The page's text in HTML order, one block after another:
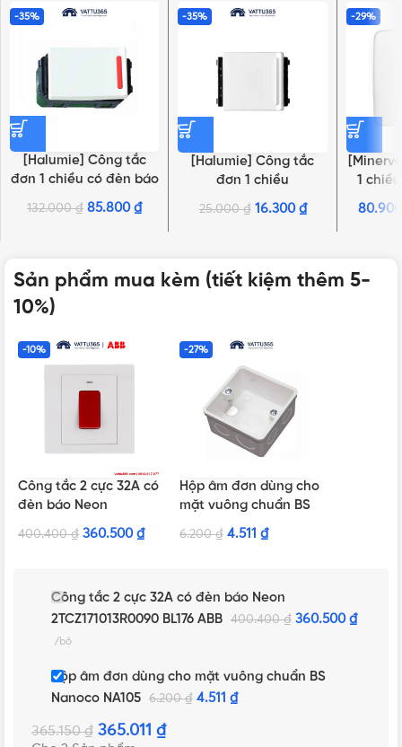
-35%
[Halumie] Công tắc
đơn 1 chiều có đèn báo
WEVH5151-51,
WEVH5151-7
132.000₫ 85.800₫
-35%
[Halumie] Công tắc
đơn 1 chiều
WEVH5521K,
WEVH5521-7K
25.000₫ 16.300 ₫
-29%
1
Sản phẩm mua kèm (tiết kiệm thêm 5-
10%)
-10%
Công tắc 2 cực 32A có
đèn báo Neon
2TCZ171013R0090 BL176
400.400₫ 360.500 ₫
-27%
Hộp âm đơn dùng cho
mặt vuông chuẩn BS
Nanoco NA105
6.200₫ 4.511 ₫
Công tắc 2 cực 32A có đèn báo Neon
2TCZ171013R0090 BL176 ABB
400.400₫ 360.500 ₫
bộ
Hộp âm đơn dùng cho mặt vuông chuẩn BS
Nanoco NA105
6.200₫ 4.511 ₫
365.150₫ 365.011 ₫